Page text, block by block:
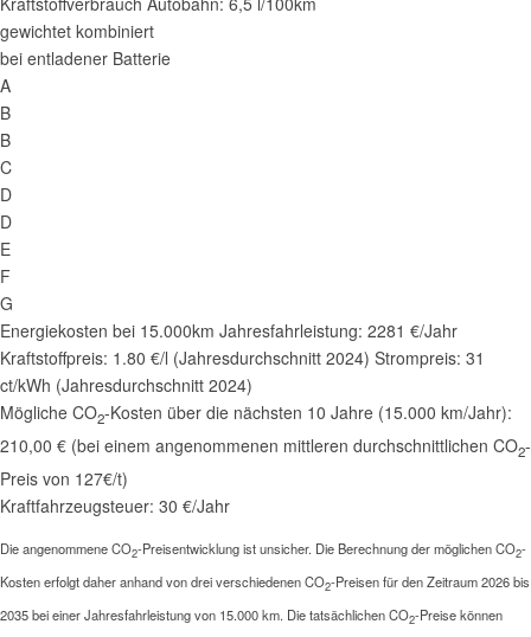
gewichtet kombiniert
bei entladener Batterie
A
B
B
C
D
D
E
F
G
Energiekosten bei 15.000km Jahresfahrleistung: 2281 €/Jahr
Kraftstoffpreis: 1.80 €/l (Jahresdurchschnitt 2024) Strompreis: 31
ct/kWh (Jahresdurchschnitt 2024)
Mögliche CO2-Kosten über die nächsten 10 Jahre (15.000 km/Jahr):
210,00 € (bei einem angenommenen mittleren durchschnittlichen CO2-
Preis von 127€/t)
Kraftfahrzeugsteuer: 30 €/Jahr
Die angenommene CO2-Preisentwicklung ist unsicher. Die Berechnung der möglichen CO2-
Kosten erfolgt daher anhand von drei verschiedenen CO2-Preisen für den Zeitraum 2026 bis
2035 bei einer Jahresfahrleistung von 15.000 km. Die tatsächlichen CO2-Preise können